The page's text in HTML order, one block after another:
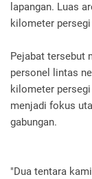
lapangan. Luas
kilometer
Pejabat tersebut
personel lintas
kilometer
menjadi fokus
gabungan.
"Dua tentara